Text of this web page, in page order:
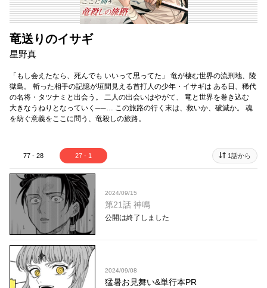
竜送りのイサギ
星野真
「もし会えたなら、死んでも いいって思ってた」 竜が棲む世界の流刑地、陵
獄島。 斬った相手の記憶が垣間見える首打人の少年・イサギは ある日、稀代
の名将・タツナミと出会う。 二人の出会いはやがて、 竜と世界を巻き込む
大きなうねりとなっていく──… この旅路の行く末は、救いか、破滅か。 魂
を紡ぐ意義をここに問う、竜殺しの旅路。
77 - 28 27 - 1 1話から
2024/09/15
第21話 神鳴
公開は終了しました
2024/09/08
猛暑お見舞い&単行本PR